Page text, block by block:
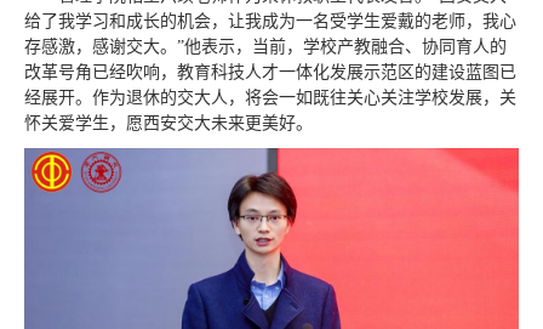
给了我学习和成长的机会，让我成为一名受学生爱戴的老师，我心
存感激，感谢交大。”他表示，当前，学校产教融合、协同育人的
改革号角已经吹响，教育科技人才一体化发展示范区的建设蓝图已
经展开。作为退休的交大人，将会一如既往关心关注学校发展，关
怀关爱学生，愿西安交大未来更美好。